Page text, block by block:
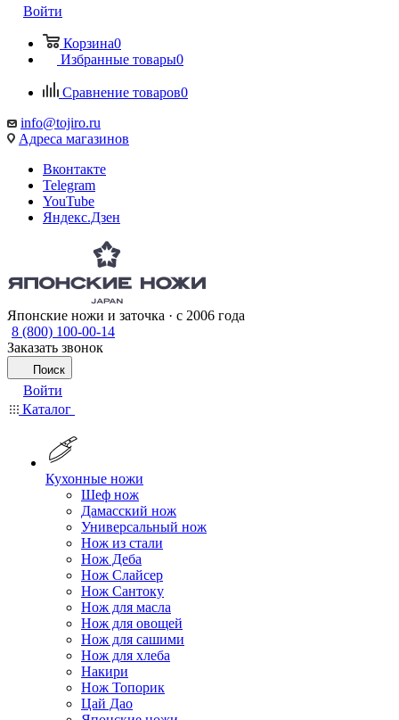
Войти
Корзина0
Избранные товары0
Сравнение товаров0
info@tojiro.ru
Адреса магазинов
Вконтакте
Telegram
YouTube
Яндекс.Дзен
Японские ножи и заточка · с 2006 года
8 (800) 100-00-14
Заказать звонок
Поиск
Войти
Каталог
Кухонные ножи
Шеф нож
Дамасский нож
Универсальный нож
Нож из стали
Нож Деба
Нож Слайсер
Нож Сантоку
Нож для масла
Нож для овощей
Нож для сашими
Нож для хлеба
Накири
Нож Топорик
Цай Дао